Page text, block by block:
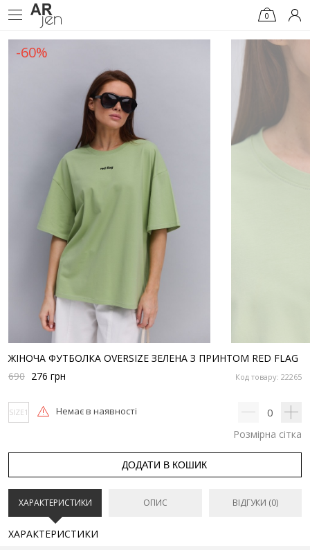
0
-60%
ЖІНОЧА ФУТБОЛКА OVERSIZE ЗЕЛЕНА З ПРИНТОМ RED FLAG
Код товару: 22265
690 276 грн
SIZE1 Немає в наявності 0
Розмірна сітка
ДОДАТИ В КОШИК
ХАРАКТЕРИСТИКИ ОПИС ВІДГУКИ (0)
ХАРАКТЕРИСТИКИ